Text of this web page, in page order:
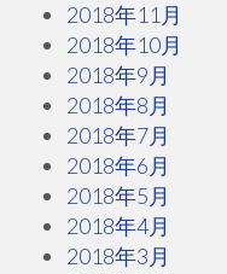
2018年11月
2018年10月
2018年9月
2018年8月
2018年7月
2018年6月
2018年5月
2018年4月
2018年3月